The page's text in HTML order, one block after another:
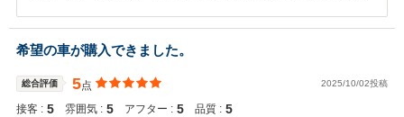
嬉しく思います。オイル交換やメンテナンスなどのお車のことで何か
御座いましたらお気軽にご連絡下さい。今後とも末永いお付き合いの
程宜しくお願い致します。
希望の車が購入できました。
総合評価 5点 2025/10/02投稿
接客 : 5 雰囲気 : 5 アフター : 5 品質 : 5